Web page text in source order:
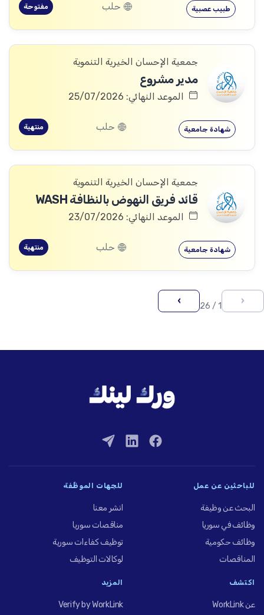
طبيب عصبية حلب مفتوحة
جمعية الإحسان الخيرية التنموية
مدير مشروع
الموعد النهائي: 25/07/2026
شهادة جامعية حلب منتهية
جمعية الإحسان الخيرية التنموية
قائد فريق النهوض بالنظافة WASH
الموعد النهائي: 23/07/2026
شهادة جامعية حلب منتهية
‹
1 / 26
›
للباحثين عن عمل
البحث عن وظيفة
وظائف في سوريا
وظائف حكومية
المناقصات
للجهات الموظِّفة
انشر معنا
مناقصات سوريا
توظيف كفاءات سورية
لوكالات التوظيف
اكتشف
عن WorkLink
المزيد
Verify by WorkLink